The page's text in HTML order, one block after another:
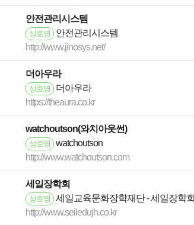
안전관리시스템
상호명
안전관리시스템
http://www.jinosys.net/
더아우라
상호명
더아우라
https://theaura.co.kr
watchoutson(와치아웃썬)
상호명
watchoutson
http://www.watchoutson.com
세일장학회
상호명
세일교육문화장학재단 - 세일장학회
http://www.seiledujh.co.kr